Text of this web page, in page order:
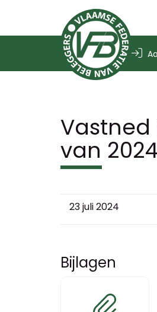
van
23 juli 2024
Bijlagen